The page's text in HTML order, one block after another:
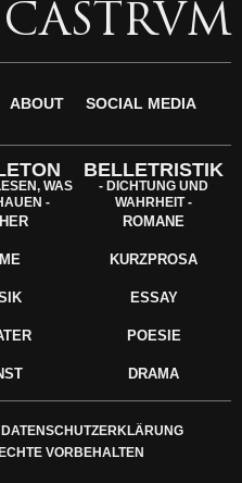
CASTRVM
ABOUT SOCIAL MEDIA
WAS
-
BELLETRISTIK
- DICHTUNG UND
WAHRHEIT -
ROMANE
KURZPROSA
ESSAY
POESIE
DRAMA
VORBEHALTEN
DATENSCHUTZERKLÄRUNG